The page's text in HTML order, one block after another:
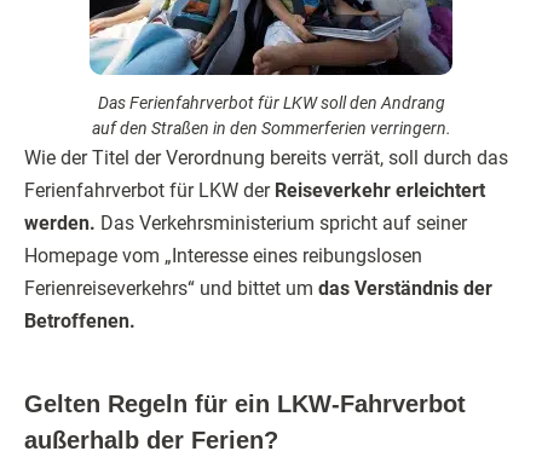
Das Ferienfahrverbot für LKW soll den Andrang
auf den Straßen in den Sommerferien verringern.
Wie der Titel der Verordnung bereits verrät, soll durch das
Ferienfahrverbot für LKW der Reiseverkehr erleichtert
werden. Das Verkehrsministerium spricht auf seiner
Homepage vom „Interesse eines reibungslosen
Ferienreiseverkehrs“ und bittet um das Verständnis der
Betroffenen.
Gelten Regeln für ein LKW-Fahrverbot
außerhalb der Ferien?